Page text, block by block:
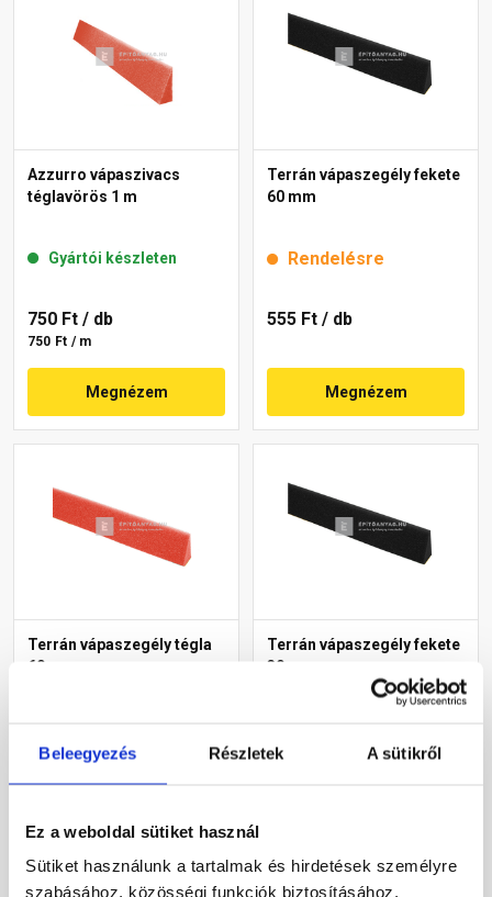
Beleegyezés Részletek A sütikről
Ez a weboldal sütiket használ
Sütiket használunk a tartalmak és hirdetések személyre
szabásához, közösségi funkciók biztosításához,
Azzurro vápaszivacs
téglavörös 1 m
Gyártói készleten
750 Ft / db
750 Ft / m
Megnézem
Terrán vápaszegély fekete
60 mm
Rendelésre
555 Ft / db
Megnézem
Terrán vápaszegély tégla
60 mm
555 Ft/ db
Megnézem
Terrán vápaszegély fekete
30 mm
Megnézem